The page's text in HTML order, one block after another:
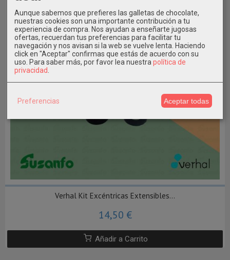
Verhal Kit Excéntricas Extensibles...
14,50 €
Añadir a Carrito
Aunque sabemos que prefieres las galletas de chocolate,
nuestras cookies son una importante contribución a tu
experiencia de compra. Nos ayudan a enseñarte jugosas
ofertas, recuerdan tus preferencias para facilitar tu
navegación y nos avisan si la web se vuelve lenta. Haciendo
click en "Aceptar" confirmas que estás de acuerdo con su
uso. Para saber más, por favor lea nuestra política de
privacidad
Preferencias Aceptar todas